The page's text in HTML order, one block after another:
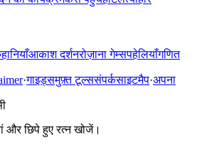
आकाश दर्शनरोज़ाना गेम्सपहेलियाँगणित
·गाइड्समुफ़्त टूल्ससंपर्कसाइटमैप·अपना
और छिपे हुए रत्न खोजें।